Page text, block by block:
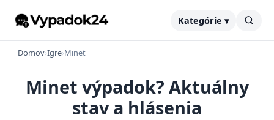
Kategórie ▾
Domov›Igre›Minet
Minet výpadok? Aktuálny
stav a hlásenia